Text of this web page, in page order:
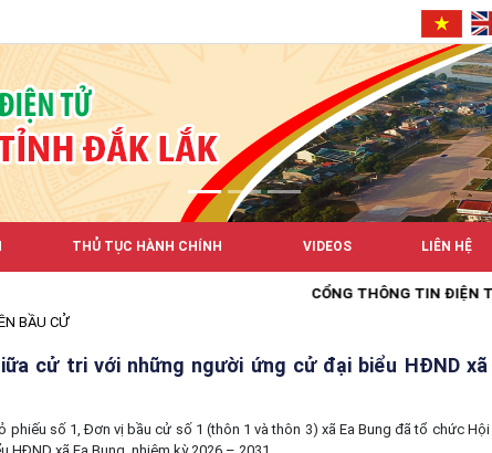
THỦ TỤC HÀNH CHÍNH VIDEOS LIÊN HỆ
CỔNG THÔNG TIN ĐIỆN TỬ XÃ
BẦU CỬ
cử tri với những người ứng cử đại biểu HĐND xã
số 1, Đơn vị bầu cử số 1 (thôn 1 và thôn 3) xã Ea Bung đã tổ chức